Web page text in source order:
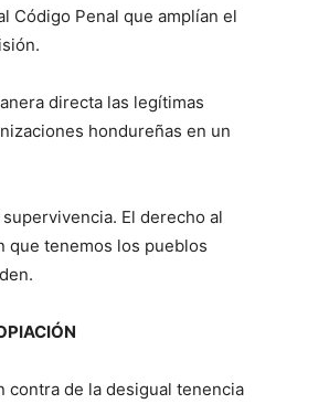
Código Penal que amplían el
directa las legítimas
hondureñas en un
El derecho al
que tenemos los pueblos
contra de la desigual tenencia